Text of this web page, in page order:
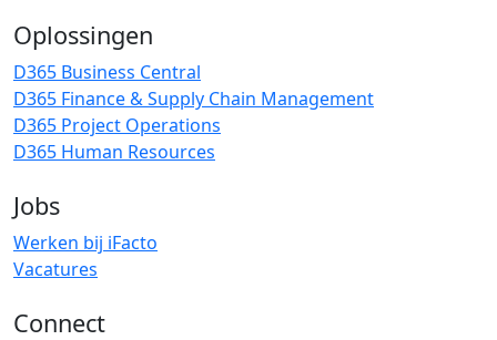
Oplossingen
D365 Business Central
D365 Finance & Supply Chain Management
D365 Project Operations
D365 Human Resources
Jobs
Werken bij iFacto
Vacatures
Connect